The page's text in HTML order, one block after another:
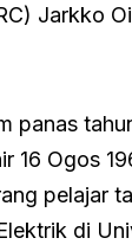
Jarkko
panas
16 Ogos
pelajar
di